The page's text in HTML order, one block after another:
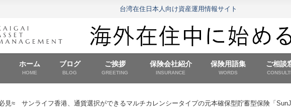
台湾在住日本人向け資産運用情報サイト
ホーム
HOME
ブログ
BLOG
ご挨拶
GREETING
保険会社紹介
INSURANCE
保険用語集
WORDS
ご相談
見≈ サンライフ香港、通貨選択ができるマルチカレンシータイプの元本確保型貯蓄型保険「